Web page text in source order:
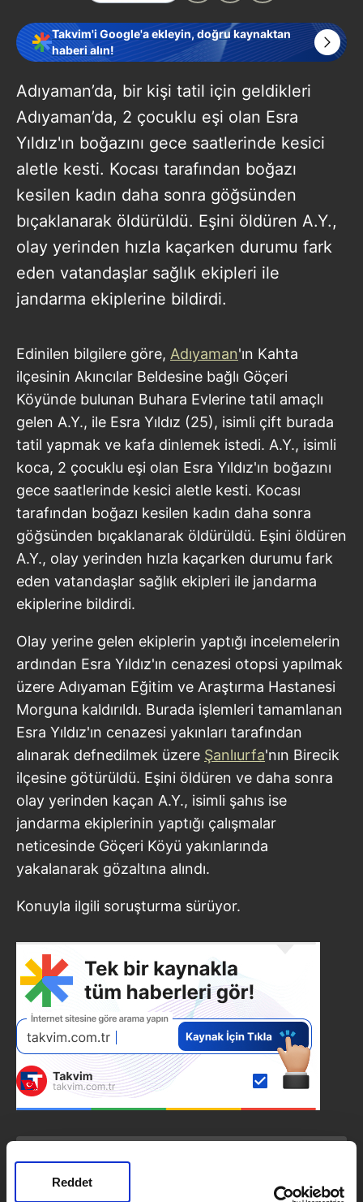
Reddet
Takvim'i Google'a ekleyin, doğru kaynaktan
haberi alın!
Adıyaman’da, bir kişi tatil için geldikleri
Adıyaman’da, 2 çocuklu eşi olan Esra
Yıldız'ın boğazını gece saatlerinde kesici
aletle kesti. Kocası tarafından boğazı
kesilen kadın daha sonra göğsünden
bıçaklanarak öldürüldü. Eşini öldüren A.Y.,
olay yerinden hızla kaçarken durumu fark
eden vatandaşlar sağlık ekipleri ile
jandarma ekiplerine bildirdi.
Edinilen bilgilere göre, Adıyaman'ın Kahta
ilçesinin Akıncılar Beldesine bağlı Göçeri
Köyünde bulunan Buhara Evlerine tatil amaçlı
gelen A.Y., ile Esra Yıldız (25), isimli çift burada
tatil yapmak ve kafa dinlemek istedi. A.Y., isimli
koca, 2 çocuklu eşi olan Esra Yıldız'ın boğazını
gece saatlerinde kesici aletle kesti. Kocası
tarafından boğazı kesilen kadın daha sonra
göğsünden bıçaklanarak öldürüldü. Eşini öldüren
A.Y., olay yerinden hızla kaçarken durumu fark
eden vatandaşlar sağlık ekipleri ile jandarma
ekiplerine bildirdi.
Olay yerine gelen ekiplerin yaptığı incelemelerin
ardından Esra Yıldız'ın cenazesi otopsi yapılmak
üzere Adıyaman Eğitim ve Araştırma Hastanesi
Morguna kaldırıldı. Burada işlemleri tamamlanan
Esra Yıldız'ın cenazesi yakınları tarafından
alınarak defnedilmek üzere Şanlıurfa'nın Birecik
ilçesine götürüldü. Eşini öldüren ve daha sonra
olay yerinden kaçan A.Y., isimli şahıs ise
jandarma ekiplerinin yaptığı çalışmalar
neticesinde Göçeri Köyü yakınlarında
yakalanarak gözaltına alındı.
Konuyla ilgili soruşturma sürüyor.
bulunmuştu: Eşinin yeğeni